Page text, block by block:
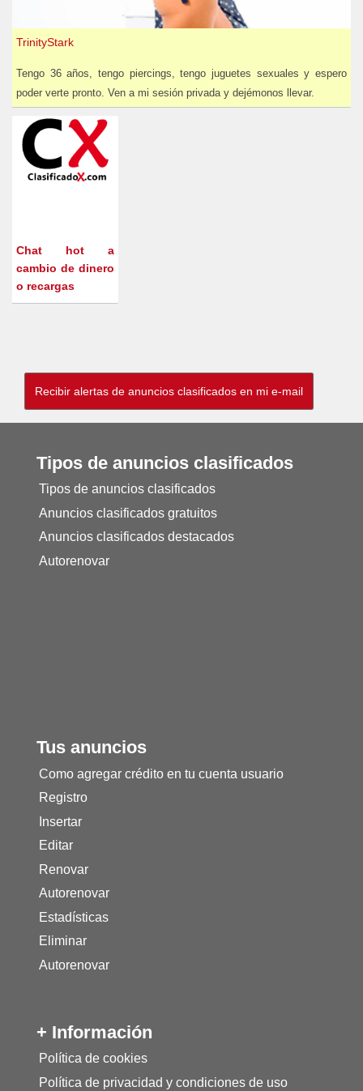
TrinityStark
Tengo 36 años, tengo piercings, tengo juguetes sexuales y espero
poder verte pronto. Ven a mi sesión privada y dejémonos llevar.
Chat hot a
cambio de dinero
o recargas
Tipos de anuncios clasificados
Tipos de anuncios clasificados
Anuncios clasificados gratuitos
Anuncios clasificados destacados
Autorenovar
Tus anuncios
Como agregar crédito en tu cuenta usuario
Registro
Insertar
Editar
Renovar
Autorenovar
Estadísticas
Eliminar
Autorenovar
+ Información
Política de cookies
Política de privacidad y condiciones de uso